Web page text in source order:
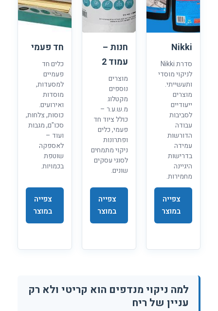
Nikki
סדרת Nikki
לניקוי מוסדי
ותעשייתי.
מוצרים
ייעודיים
לסביבות
עבודה
הדורשות
עמידה
בדרישות
היגיינה
מחמירות.
צפייה
במוצר
חנות –
עמוד 2
מוצרים
נוספים
מקטלוג
מ.ש.ע.ר –
כולל ציוד חד
פעמי, כלים
ופתרונות
ניקוי מתמחים
לסוגי עסקים
שונים.
צפייה
במוצר
חד פעמי
כלים חד
פעמיים
למסעדות,
מוסדות
ואירועים.
כוסות, צלחות,
סכו"ם, מגבות
ועוד –
לאספקה
שוטפת
בכמויות.
צפייה
במוצר
למה ניקוי מנדפים הוא קריטי ולא רק
עניין של ריח